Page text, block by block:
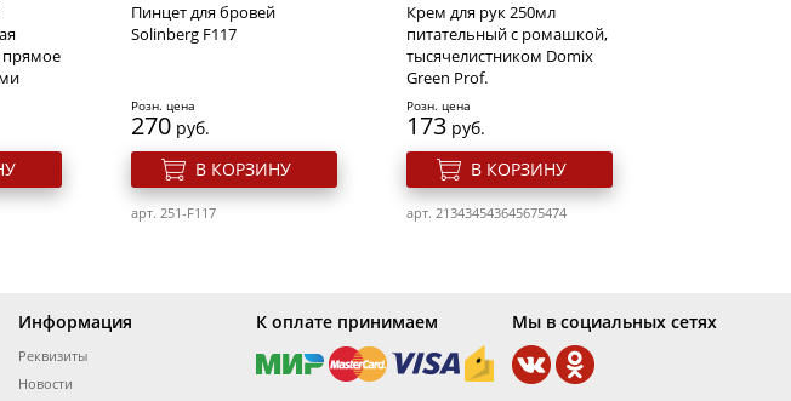
В КОРЗИНУ
В КОРЗИНУ
арт. 692v-E140
ногтей
Cлайдер дизайн для ногтей
Cлайдер дизайн для ногтей
Ygyy452
прямое
Пинцет для бровей
Solinberg F117
Розн. цена
270 руб.
В КОРЗИНУ
арт. 251-F117
Крем для рук 250мл
питательный с ромашкой,
тысячелистником Domix
Green Prof.
Розн. цена
173 руб.
В КОРЗИНУ
арт. 213434543645675474
Информация
Реквизиты
Новости
К оплате принимаем Мы в социальных сетях